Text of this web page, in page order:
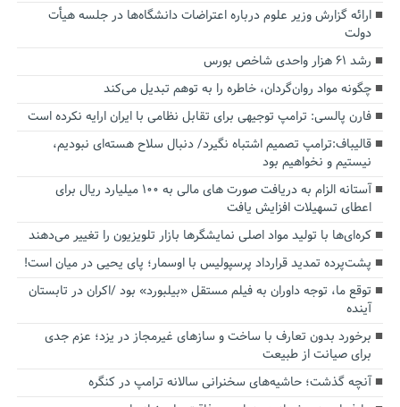
ارائه گزارش وزیر علوم درباره اعتراضات دانشگاه‌ها در جلسه هیأت
دولت
رشد ۶۱ هزار واحدی شاخص بورس
چگونه مواد روان‌گردان، خاطره را به توهم تبدیل می‌کند
فارن پالسی: ترامپ توجیهی برای تقابل نظامی با ایران ارایه نکرده است
قالیباف:ترامپ تصمیم اشتباه نگیرد/ دنبال سلاح هسته‌ای نبودیم،
نیستیم و نخواهیم بود
آستانه الزام به دریافت صورت های مالی به ۱۰۰ میلیارد ریال برای
اعطای تسهیلات افزایش یافت
کره‌ای‌ها با تولید مواد اصلی نمایشگرها بازار تلویزیون را تغییر می‌دهند
پشت‌پرده تمدید قرارداد پرسپولیس با اوسمار؛ پای یحیی در میان است!
توقع ما، توجه داوران به فیلم مستقل «بیلبورد» بود /اکران در تابستان
آینده
برخورد بدون تعارف با ساخت‌ و سازهای غیرمجاز در یزد؛ عزم جدی
برای صیانت از طبیعت
آنچه گذشت؛ حاشیه‌های سخنرانی سالانه ترامپ در کنگره